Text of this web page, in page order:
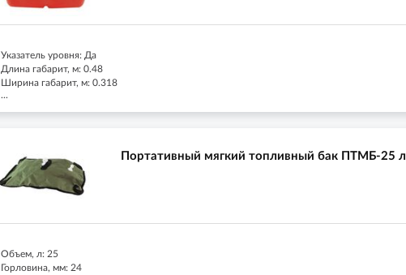
Указатель уровня: Да
Длина габарит, м: 0.48
Ширина габарит, м: 0.318
...
Портативный мягкий топливный бак ПТМБ-25 л
Объем, л: 25
Горловина, мм: 24